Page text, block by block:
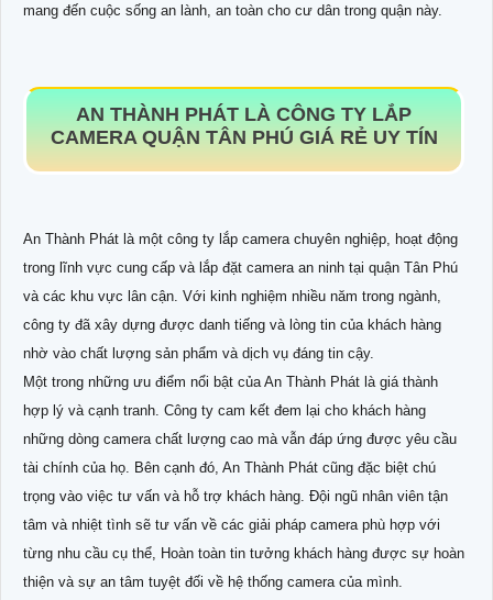
mang đến cuộc sống an lành, an toàn cho cư dân trong quận này.
AN THÀNH PHÁT LÀ CÔNG TY LẮP
CAMERA QUẬN TÂN PHÚ GIÁ RẺ UY TÍN
An Thành Phát là một công ty lắp camera chuyên nghiệp, hoạt động
trong lĩnh vực cung cấp và lắp đặt camera an ninh tại quận Tân Phú
và các khu vực lân cận. Với kinh nghiệm nhiều năm trong ngành,
công ty đã xây dựng được danh tiếng và lòng tin của khách hàng
nhờ vào chất lượng sản phẩm và dịch vụ đáng tin cậy.
Một trong những ưu điểm nổi bật của An Thành Phát là giá thành
hợp lý và cạnh tranh. Công ty cam kết đem lại cho khách hàng
những dòng camera chất lượng cao mà vẫn đáp ứng được yêu cầu
tài chính của họ. Bên cạnh đó, An Thành Phát cũng đặc biệt chú
trọng vào việc tư vấn và hỗ trợ khách hàng. Đội ngũ nhân viên tận
tâm và nhiệt tình sẽ tư vấn về các giải pháp camera phù hợp với
từng nhu cầu cụ thể, Hoàn toàn tin tưởng khách hàng được sự hoàn
thiện và sự an tâm tuyệt đối về hệ thống camera của mình.